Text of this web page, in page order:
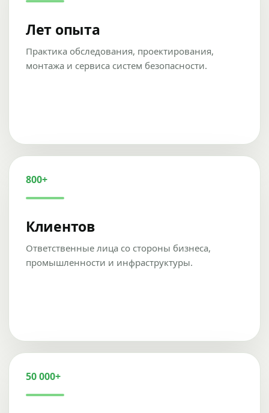
Лет опыта
Практика обследования, проектирования,
монтажа и сервиса систем безопасности.
800+
Клиентов
Ответственные лица со стороны бизнеса,
промышленности и инфраструктуры.
50 000+